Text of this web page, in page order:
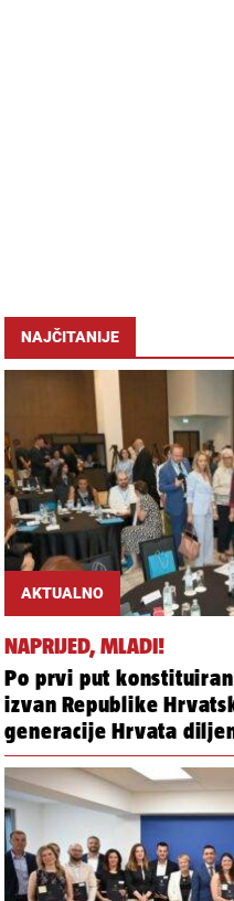
NAJČITANIJE
AKTUALNO
NAPRIJED, MLADI!
Po prvi put
izvan Republike
generacije Hrvata